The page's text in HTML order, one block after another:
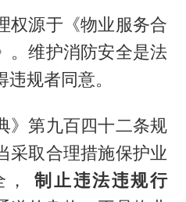
权源于《物业服务合
。维护消防安全是法
规者同意。
》第九百四十二条规
采取合理措施保护业
，制止违法违规行